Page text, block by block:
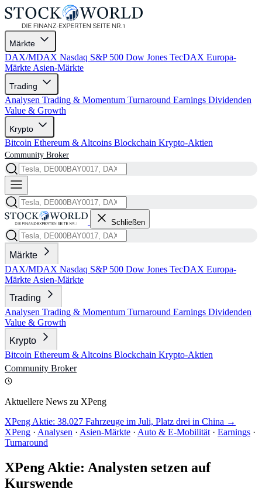
Märkte
DAX/MDAX Nasdaq S&P 500 Dow Jones TecDAX Europa-
Märkte Asien-Märkte
Trading
Analysen Trading & Momentum Turnaround Earnings Dividenden
Value & Growth
Krypto
Bitcoin Ethereum & Altcoins Blockchain Krypto-Aktien
Community Broker
Schließen
Märkte
DAX/MDAX Nasdaq S&P 500 Dow Jones TecDAX Europa-
Märkte Asien-Märkte
Trading
Analysen Trading & Momentum Turnaround Earnings Dividenden
Value & Growth
Krypto
Bitcoin Ethereum & Altcoins Blockchain Krypto-Aktien
Community Broker
Aktuellere News zu XPeng
XPeng Aktie: 38.027 Fahrzeuge im Juli, Platz drei in China →
XPeng · Analysen · Asien-Märkte · Auto & E-Mobilität · Earnings ·
Turnaround
XPeng Aktie: Analysten setzen auf
Kurswende